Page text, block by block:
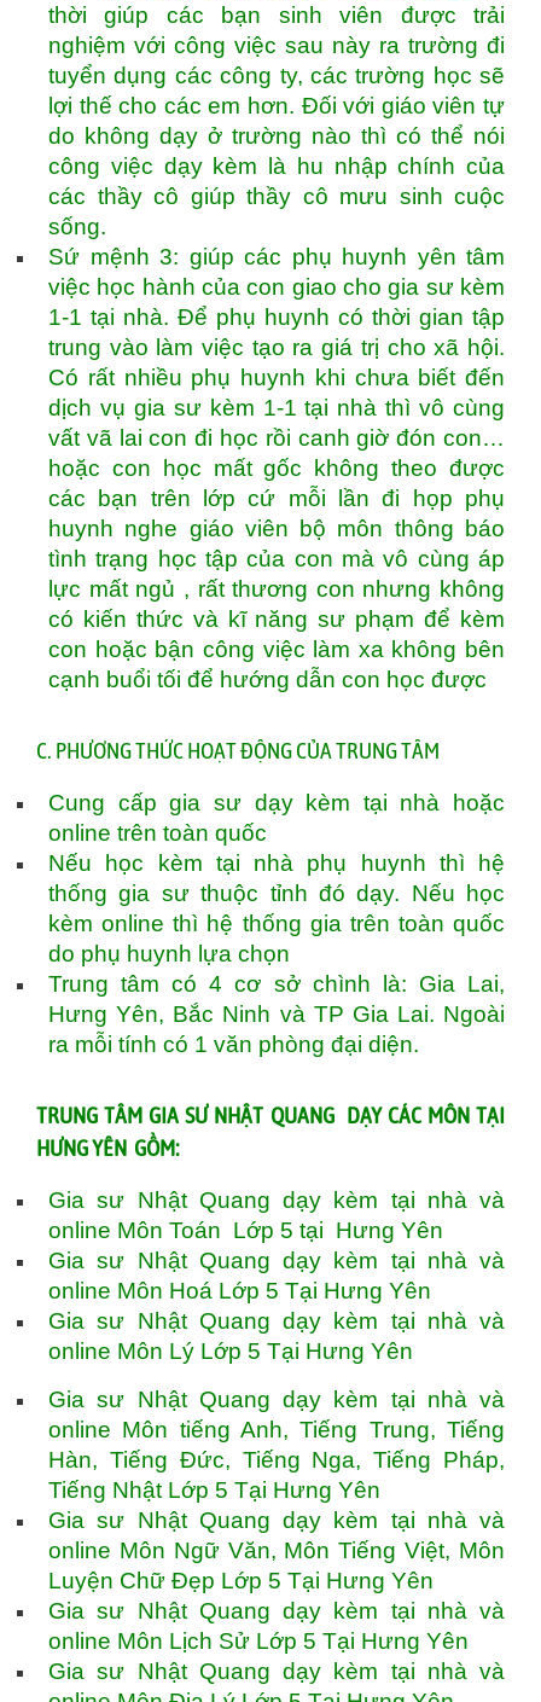
thời giúp các bạn sinh viên được trải
nghiệm với công việc sau này ra trường đi
tuyển dụng các công ty, các trường học sẽ
lợi thế cho các em hơn. Đối với giáo viên tự
do không dạy ở trường nào thì có thể nói
công việc dạy kèm là hu nhập chính của
các thầy cô giúp thầy cô mưu sinh cuộc
sống.
Sứ mệnh 3: giúp các phụ huynh yên tâm
việc học hành của con giao cho gia sư kèm
1-1 tại nhà. Để phụ huynh có thời gian tập
trung vào làm việc tạo ra giá trị cho xã hội.
Có rất nhiều phụ huynh khi chưa biết đến
dịch vụ gia sư kèm 1-1 tại nhà thì vô cùng
vất vã lai con đi học rồi canh giờ đón con…
hoặc con học mất gốc không theo được
các bạn trên lớp cứ mỗi lần đi họp phụ
huynh nghe giáo viên bộ môn thông báo
tình trạng học tập của con mà vô cùng áp
lực mất ngủ , rất thương con nhưng không
có kiến thức và kĩ năng sư phạm để kèm
con hoặc bận công việc làm xa không bên
cạnh buổi tối để hướng dẫn con học được
C. PHƯƠNG THỨC HOẠT ĐỘNG CỦA TRUNG TÂM
Cung cấp gia sư dạy kèm tại nhà hoặc
online trên toàn quốc
Nếu học kèm tại nhà phụ huynh thì hệ
thống gia sư thuộc tỉnh đó dạy. Nếu học
kèm online thì hệ thống gia trên toàn quốc
do phụ huynh lựa chọn
Trung tâm có 4 cơ sở chình là: Gia Lai,
Hưng Yên, Bắc Ninh và TP Gia Lai. Ngoài
ra mỗi tính có 1 văn phòng đại diện.
TRUNG TÂM GIA SƯ NHẬT QUANG DẠY CÁC MÔN TẠI
HƯNG YÊN GỒM:
Gia sư Nhật Quang dạy kèm tại nhà và
online Môn Toán Lớp 5 tại Hưng Yên
Gia sư Nhật Quang dạy kèm tại nhà và
online Môn Hoá Lớp 5 Tại Hưng Yên
Gia sư Nhật Quang dạy kèm tại nhà và
online Môn Lý Lớp 5 Tại Hưng Yên
Gia sư Nhật Quang dạy kèm tại nhà và
online Môn tiếng Anh, Tiếng Trung, Tiếng
Hàn, Tiếng Đức, Tiếng Nga, Tiếng Pháp,
Tiếng Nhật Lớp 5 Tại Hưng Yên
Gia sư Nhật Quang dạy kèm tại nhà và
online Môn Ngữ Văn, Môn Tiếng Việt, Môn
Luyện Chữ Đẹp Lớp 5 Tại Hưng Yên
Gia sư Nhật Quang dạy kèm tại nhà và
online Môn Lịch Sử Lớp 5 Tại Hưng Yên
Gia sư Nhật Quang dạy kèm tại nhà và